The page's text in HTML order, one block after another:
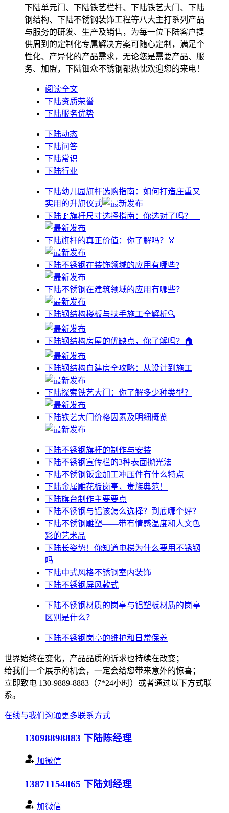
下陆单元门、下陆铁艺栏杆、下陆铁艺大门、下陆
钢结构、下陆不锈钢装饰工程等八大主打系列产品
与服务的研发、生产及销售，为每一位下陆客户提
供周到的定制化专属解决方案可随心定制，满足个
性化、产异化的产品需求，无论您是需要产品、服
务、加盟，下陆钿众不锈钢都热忱欢迎您的来电！
阅读全文
下陆资质荣誉
下陆服务优势
下陆动态
下陆问答
下陆常识
下陆行业
下陆幼儿园旗杆选购指南：如何打造庄重又
实用的升旗仪式
下陆🚩旗杆尺寸选择指南：你选对了吗？📏
下陆旗杆的真正价值：你了解吗？🏅
下陆不锈钢在装饰领域的应用有哪些?
下陆不锈钢在建筑领域的应用有哪些？
下陆钢结构楼板与扶手施工全解析🔍
下陆钢结构房屋的优缺点，你了解吗？🏠
下陆钢结构自建房全攻略：从设计到施工
下陆探索铁艺大门：你了解多少种类型？
下陆铁艺大门价格因素及明细概览
下陆不锈钢旗杆的制作与安装
下陆不锈钢宣传栏的3种表面抛光法
下陆不锈钢钣金加工冲压件有什么特点
下陆金属雕花板岗亭，贵族典范！
下陆旗台制作主要要点
下陆不锈钢与铝该怎么选择？到底哪个好？
下陆不锈钢雕塑——带有情感温度和人文色
彩的艺术品
下陆​长姿势！你知道电梯为什么要用不锈钢
吗
下陆中式风格不锈钢室内装饰
下陆不锈钢屏风款式
下陆不锈钢材质的岗亭与铝塑板材质的岗亭
区别是什么？
下陆不锈钢岗亭的维护和日常保养
世界始终在变化，产品品质的诉求也持续在改变；
给我们一个展示的机会，一定会给您带来意外的惊喜；
立即致电 130-9889-8883（7*24小时）或者通过以下方式联
系。
在线与我们沟通更多联系方式
13098898883 下陆陈经理
加微信
13871154865 下陆刘经理
加微信